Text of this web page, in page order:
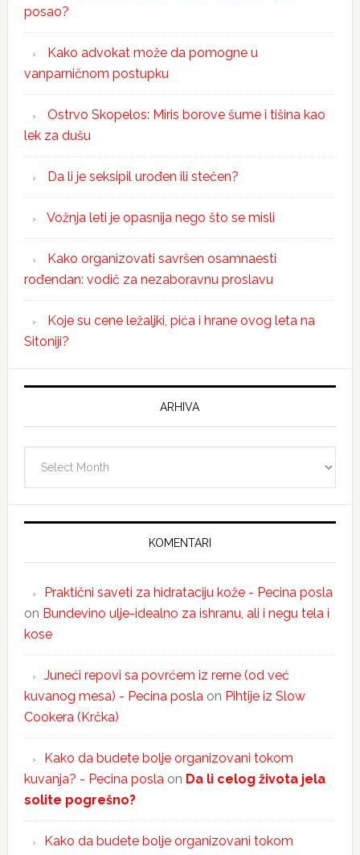
posao?
Kako advokat može da pomogne u
vanparničnom postupku
Ostrvo Skopelos: Miris borove šume i tišina kao
lek za dušu
Da li je seksipil urođen ili stečen?
Vožnja leti je opasnija nego što se misli
Kako organizovati savršen osamnaesti
rođendan: vodič za nezaboravnu proslavu
Koje su cene ležaljki, pića i hrane ovog leta na
Sitoniji?
ARHIVA
KOMENTARI
Praktični saveti za hidrataciju kože - Pecina posla
on Bundevino ulje-idealno za ishranu, ali i negu tela i
kose
Juneći repovi sa povrćem iz rerne (od već
kuvanog mesa) - Pecina poslaon Pihtije iz Slow
Cookera (Krčka)
Kako da budete bolje organizovani tokom
kuvanja? - Pecina poslaon Da li celog života jela
solite pogrešno?
Kako da budete bolje organizovani tokom